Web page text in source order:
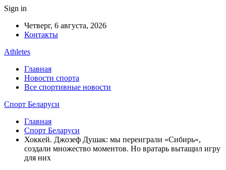
Sign in
Четверг, 6 августа, 2026
Контакты
Athletes
Главная
Новости спорта
Все спортивные новости
Спорт Беларуси
Главная
Спорт Беларуси
Хоккей. Джозеф Душак: мы переиграли «Сибирь»,
создали множество моментов. Но вратарь вытащил игру
для них